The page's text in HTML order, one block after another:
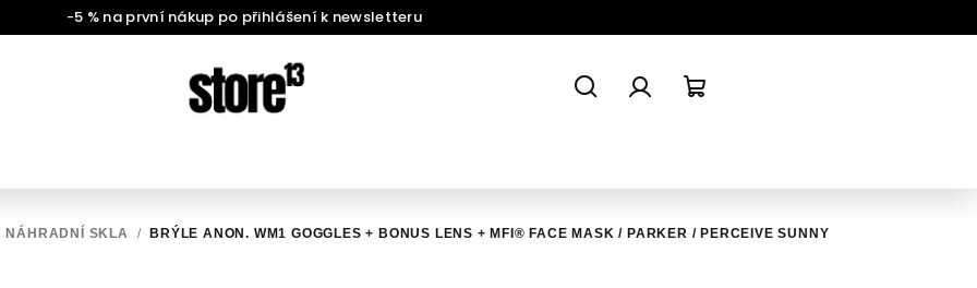
Doprava zdarma při nákupu nad 2 000 Kč
košík
NÁHRADNÍ SKLA / BRÝLE ANON. WM1 GOGGLES + BONUS LENS + MFI® FACE MASK / PARKER / PERCEIVE SUNNY